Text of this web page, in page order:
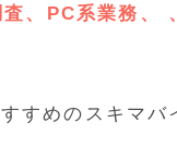
、PC系業務、
すめのスキマバ